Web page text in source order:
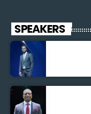
SPEAKERS